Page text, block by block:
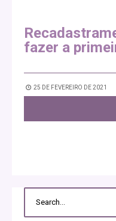
fazer a
25 DE FEVEREIRO DE 2021